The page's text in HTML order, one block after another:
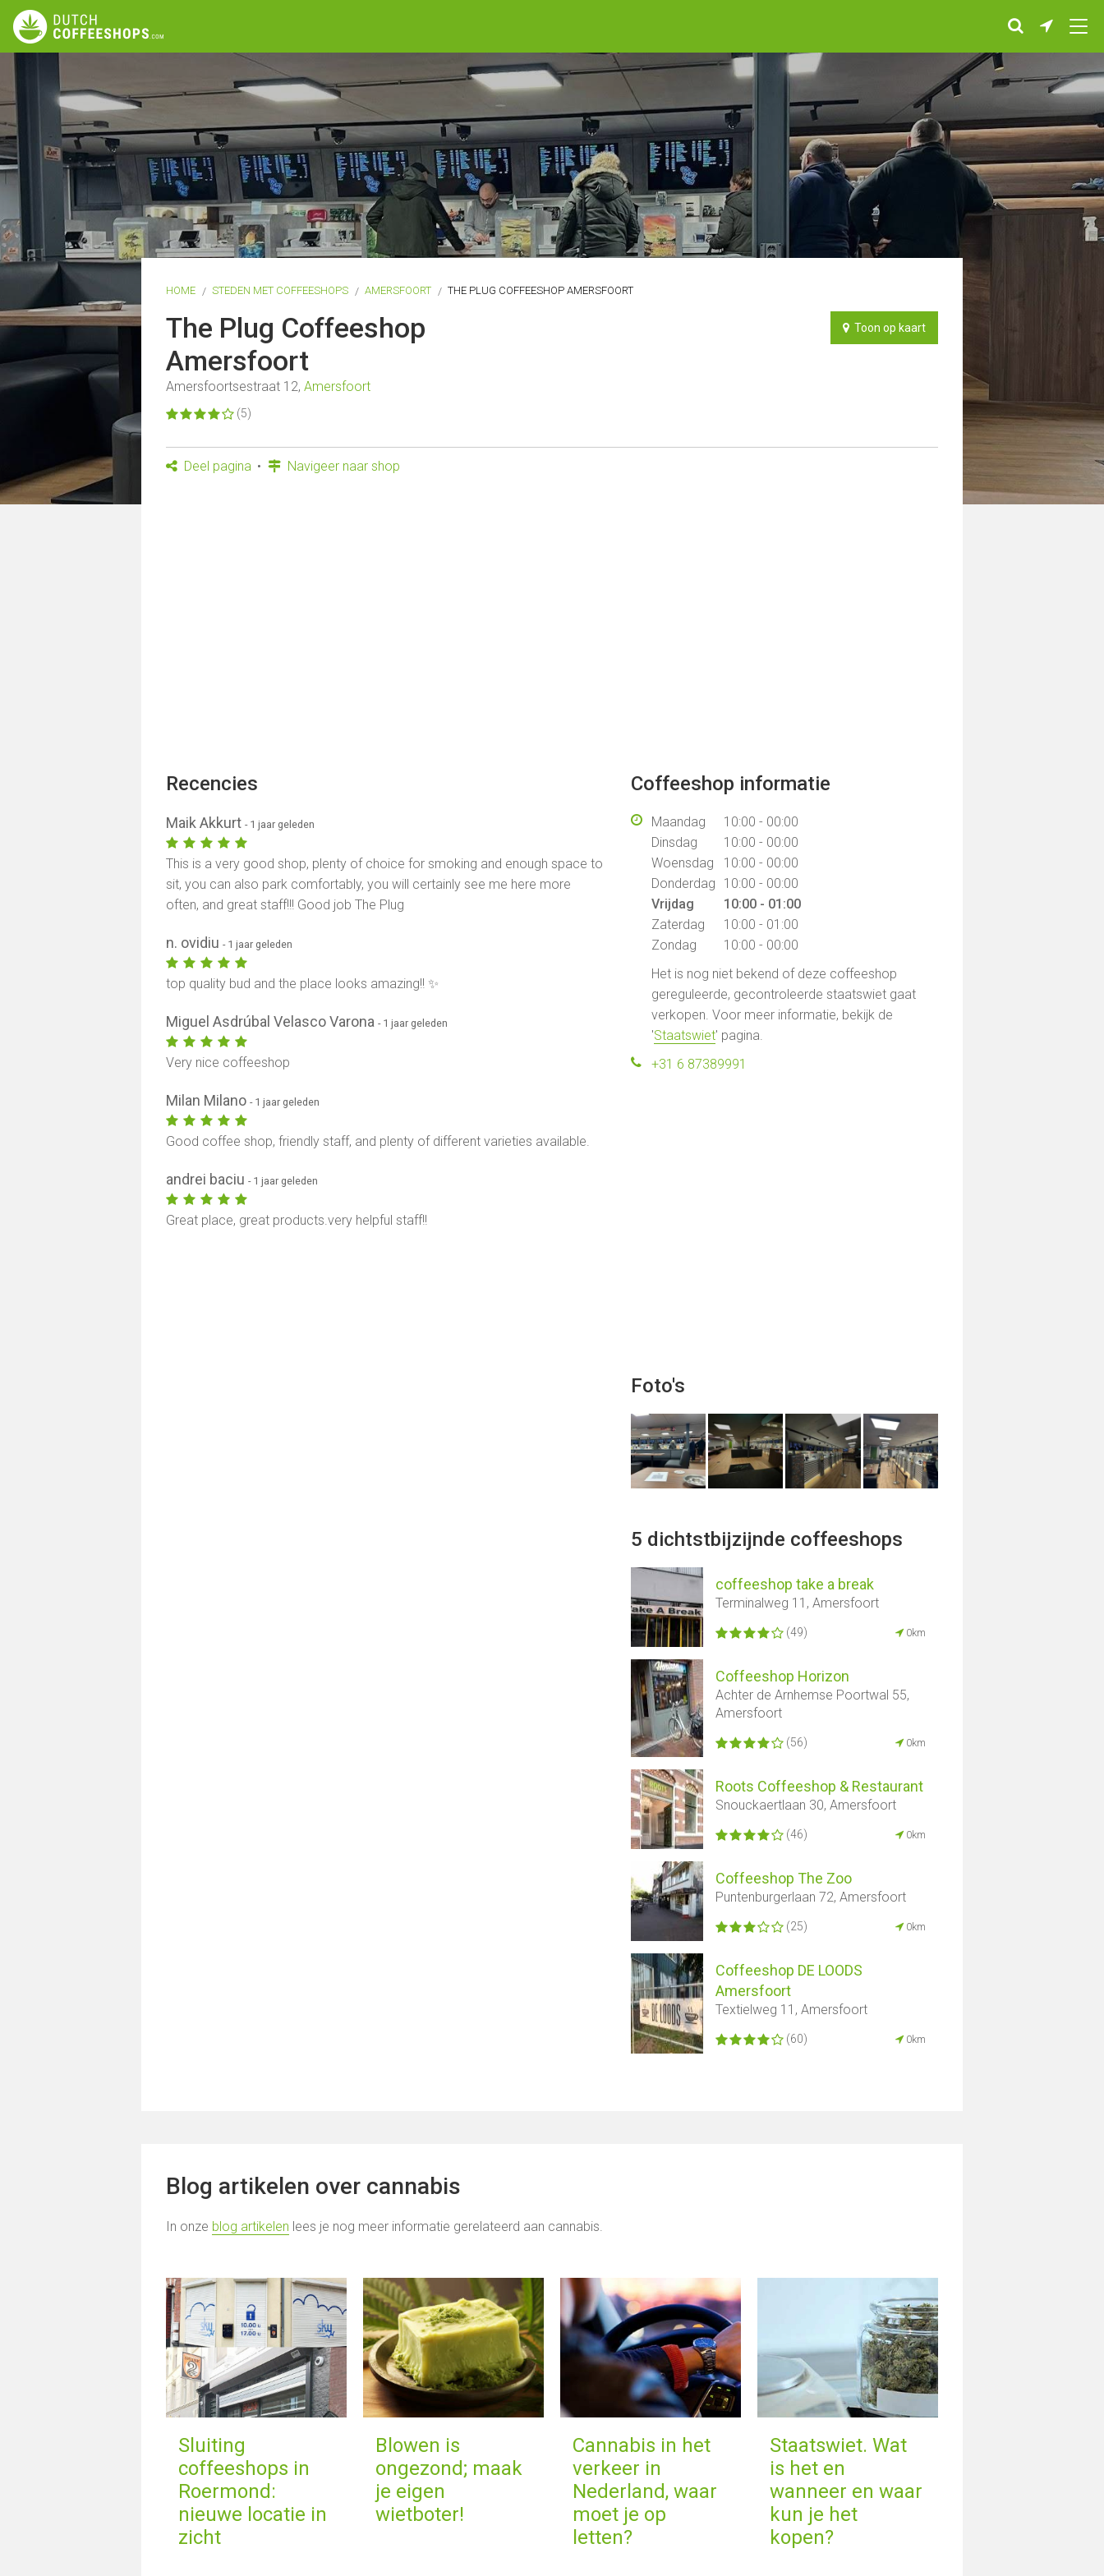
HOME STEDEN MET COFFEESHOPS AMERSFOORT THE PLUG COFFEESHOP AMERSFOORT
The Plug Coffeeshop
Amersfoort
Amersfoortsestraat 12, Amersfoort
(5)
Toon op kaart
Deel pagina Navigeer naar shop
Coffeeshop informatie
Maandag
10:00 - 00:00
Dinsdag
10:00 - 00:00
Woensdag
10:00 - 00:00
Donderdag
10:00 - 00:00
Vrijdag
10:00 - 01:00
Zaterdag
10:00 - 01:00
Zondag
10:00 - 00:00
Het is nog niet bekend of deze coffeeshop
gereguleerde, gecontroleerde staatswiet gaat
verkopen. Voor meer informatie, bekijk de
'Staatswiet' pagina.
+31 6 87389991
Foto's
5 dichtstbijzijnde coffeeshops
coffeeshop take a break
Terminalweg 11, Amersfoort
(49) 0km
Coffeeshop Horizon
Achter de Arnhemse Poortwal 55,
Amersfoort
(56) 0km
Roots Coffeeshop & Restaurant
Snouckaertlaan 30, Amersfoort
(46) 0km
Coffeeshop The Zoo
Puntenburgerlaan 72, Amersfoort
(25) 0km
Coffeeshop DE LOODS
Amersfoort
Textielweg 11, Amersfoort
(60) 0km
Recencies
Maik Akkurt- 1 jaar geleden
This is a very good shop, plenty of choice for smoking and enough space to
sit, you can also park comfortably, you will certainly see me here more
often, and great staff!!! Good job The Plug
n. ovidiu- 1 jaar geleden
top quality bud and the place looks amazing!! ✨
Miguel Asdrúbal Velasco Varona- 1 jaar geleden
Very nice coffeeshop
Milan Milano- 1 jaar geleden
Good coffee shop, friendly staff, and plenty of different varieties available.
andrei baciu- 1 jaar geleden
Great place, great products.very helpful staff!!
Blog artikelen over cannabis
In onze blog artikelen lees je nog meer informatie gerelateerd aan cannabis.
Sluiting
coffeeshops in
Roermond:
nieuwe locatie in
zicht
Blowen is
ongezond; maak
je eigen
wietboter!
Cannabis in het
verkeer in
Nederland, waar
moet je op
letten?
Staatswiet. Wat
is het en
wanneer en waar
kun je het
kopen?